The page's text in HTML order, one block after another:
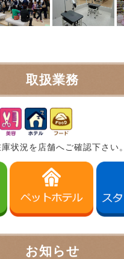
取扱業務
状況を店舗へご確認下さい。
お知らせ